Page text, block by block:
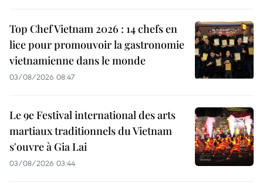
Top Chef Vietnam 2026 : 14 chefs en
lice pour promouvoir la gastronomie
vietnamienne dans le monde
03/08/2026 08:47
Le 9e Festival international des arts
martiaux traditionnels du Vietnam
s'ouvre à Gia Lai
03/08/2026 03:44